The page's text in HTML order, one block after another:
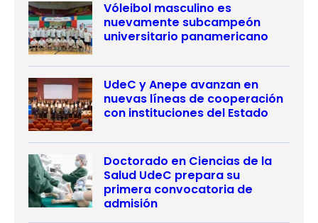
Vóleibol masculino es
nuevamente subcampeón
universitario panamericano
UdeC y Anepe avanzan en
nuevas líneas de cooperación
con instituciones del Estado
Doctorado en Ciencias de la
Salud UdeC prepara su
primera convocatoria de
admisión